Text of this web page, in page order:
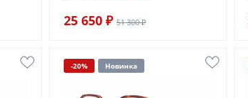
25 650 ₽ 51 300 ₽
-20% Новинка